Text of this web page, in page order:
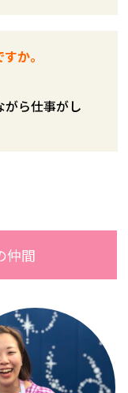
か。
がら仕事がし
仲間